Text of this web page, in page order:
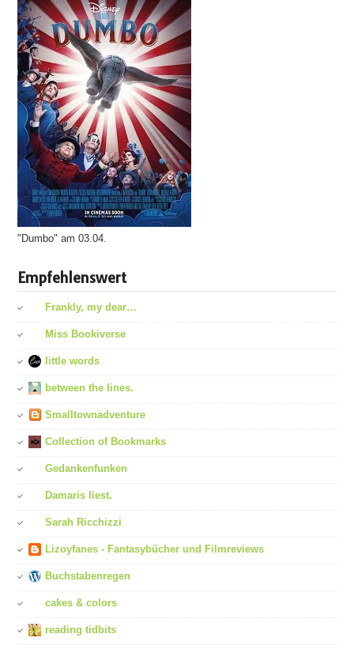
"Dumbo" am 03.04.
Empfehlenswert
Frankly, my dear…
Miss Bookiverse
little words
between the lines.
Smalltownadventure
Collection of Bookmarks
Gedankenfunken
Damaris liest.
Sarah Ricchizzi
Lizoyfanes - Fantasybücher und Filmreviews
Buchstabenregen
cakes & colors
reading tidbits